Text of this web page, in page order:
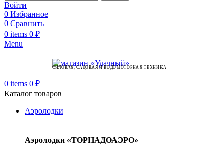
Войти
0 Избранное
0 Сравнить
0 items 0 ₽
Menu
СИЛОВАЯ, САДОВАЯ И ВОДОМОТОРНАЯ ТЕХНИКА
0 items 0 ₽
Каталог товаров
Аэролодки
Аэролодки «ТОРНАДОАЭРО»